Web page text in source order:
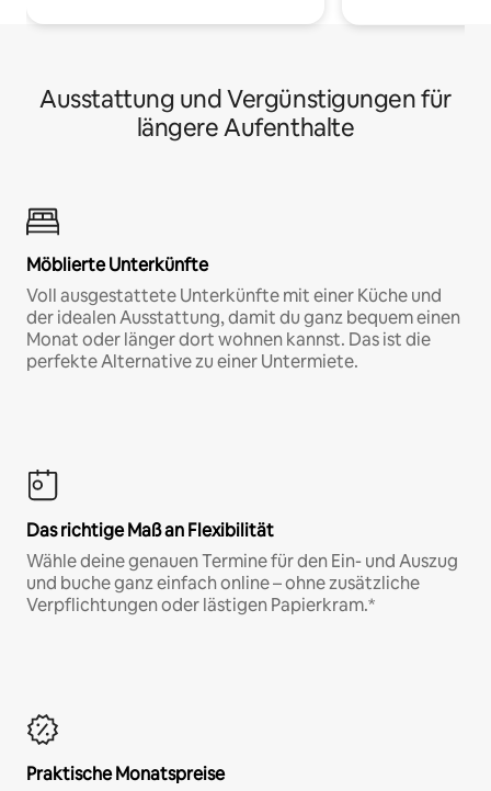
Ausstattung und Vergünstigungen für
längere Aufenthalte
Möblierte Unterkünfte
Voll ausgestattete Unterkünfte mit einer Küche und
der idealen Ausstattung, damit du ganz bequem einen
Monat oder länger dort wohnen kannst. Das ist die
perfekte Alternative zu einer Untermiete.
Das richtige Maß an Flexibilität
Wähle deine genauen Termine für den Ein- und Auszug
und buche ganz einfach online – ohne zusätzliche
Verpflichtungen oder lästigen Papierkram.*
Praktische Monatspreise